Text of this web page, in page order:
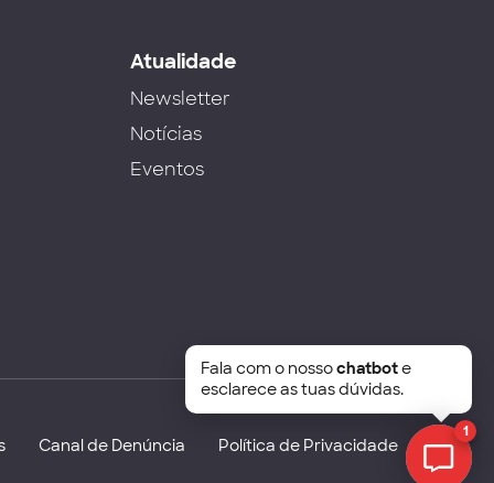
Atualidade
Newsletter
Notícias
Eventos
Canal de Denúncia Política de Privacidade
1
Fala com o nossochatbote
esclarece as tuas dúvidas.